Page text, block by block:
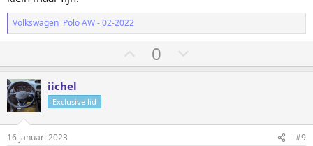
g g
Volkswagen Polo AW - 02-2022
t
o
0
t
o
iichel
Exclusive lid
16 januari 2023 #9